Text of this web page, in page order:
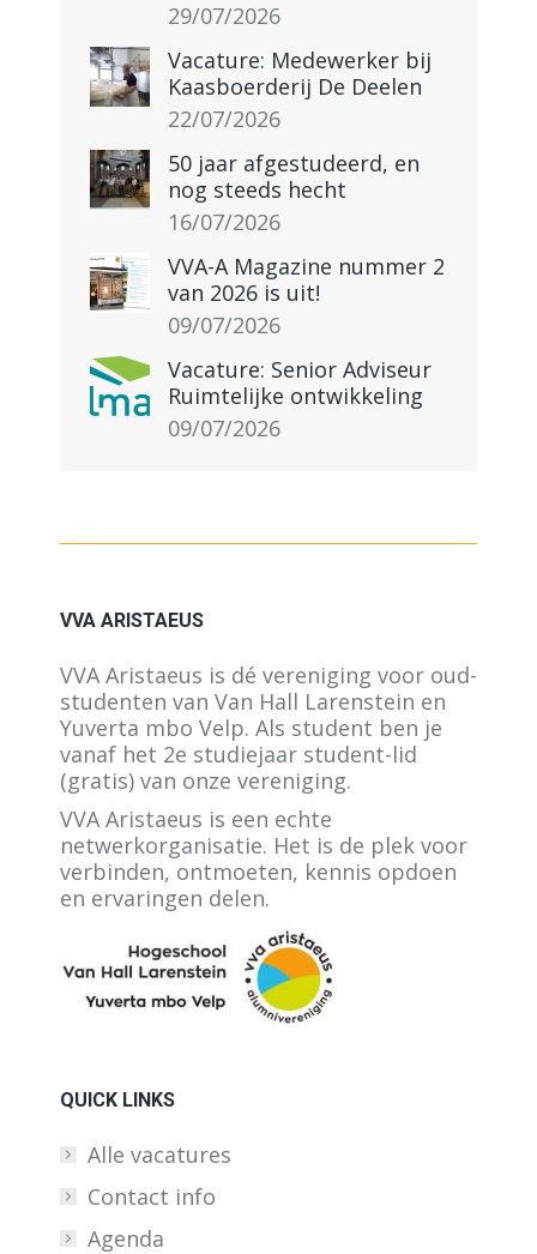
29/07/2026
Vacature: Medewerker bij
Kaasboerderij De Deelen
22/07/2026
50 jaar afgestudeerd, en
nog steeds hecht
16/07/2026
VVA-A Magazine nummer 2
van 2026 is uit!
09/07/2026
Vacature: Senior Adviseur
Ruimtelijke ontwikkeling
09/07/2026
VVA ARISTAEUS
VVA Aristaeus is dé vereniging voor oud-
studenten van Van Hall Larenstein en
Yuverta mbo Velp. Als student ben je
vanaf het 2e studiejaar student-lid
(gratis) van onze vereniging.
VVA Aristaeus is een echte
netwerkorganisatie. Het is de plek voor
verbinden, ontmoeten, kennis opdoen
en ervaringen delen.
QUICK LINKS
Alle vacatures
Contact info
Agenda